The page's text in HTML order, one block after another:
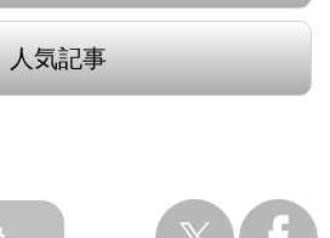
人気記事